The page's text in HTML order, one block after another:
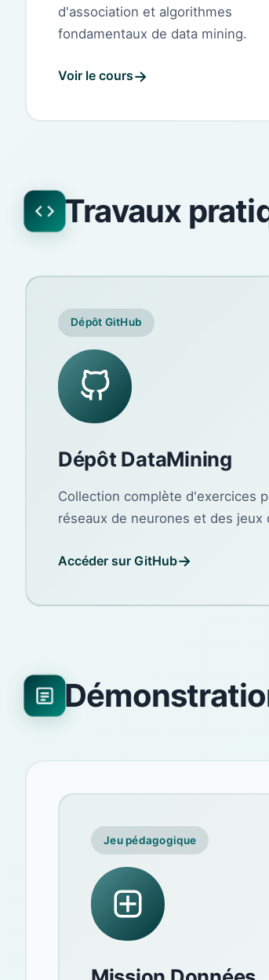
d'association et algorithmes
fondamentaux de data mining.
Voir le cours
Travaux
Dépôt GitHub
Dépôt DataMining
Collection complète d'exercices
réseaux de neurones et des
Accéder sur GitHub
Jeu pédagogique